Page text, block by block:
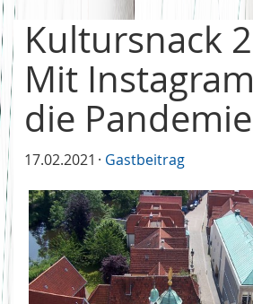
Kultursnack
Mit
die
17.02.2021 Gastbeitrag